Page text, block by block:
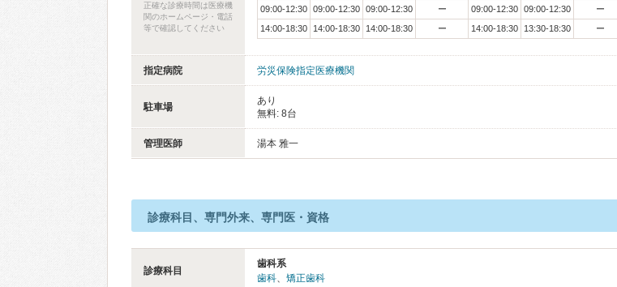
正確な診療時間は医療機
関のホームページ・電話
等で確認してください
09:00-12:30 09:00-12:30 09:00-12:30 ー 09:00-12:30 09:00-12:30 ー
14:00-18:30
14:00-18:30 14:00-18:30 ー 14:00-18:30 13:30-18:30 ー
指定病院 労災保険指定医療機関
駐車場
あり
無料: 8台
管理医師 湯本 雅一
診療科目、専門外来、専門医・資格
診療科目
歯科系
歯科、 矯正歯科